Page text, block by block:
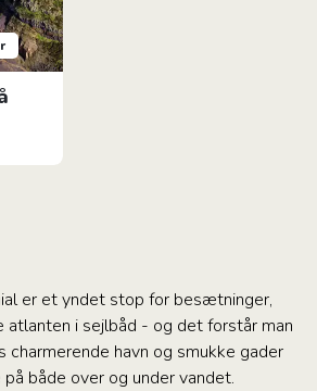
er et yndet stop for besætninger,
atlanten i sejlbåd - og det forstår man
charmerende havn og smukke gader
både over og under vandet.